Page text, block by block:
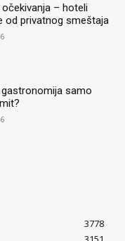
– hoteli
od privatnog smeštaja
gastronomija samo
3778